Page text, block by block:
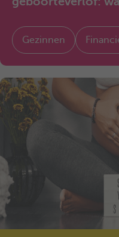
Gezinnen